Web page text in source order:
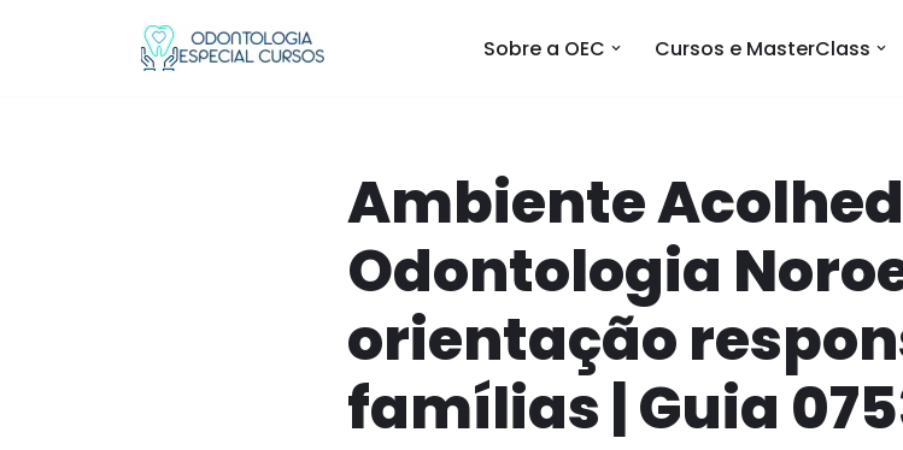
Sobre a OEC Cursos e MasterClass
Ambiente
Odontologia
orientação
famílias | Guia